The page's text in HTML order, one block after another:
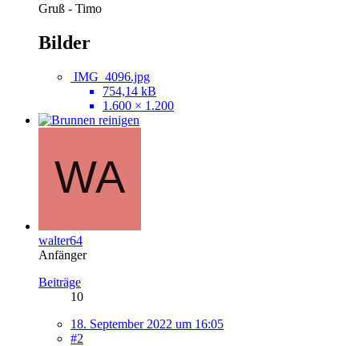
Gruß - Timo
Bilder
IMG_4096.jpg
754,14 kB
1.600 × 1.200
walter64
Anfänger
Beiträge
10
18. September 2022 um 16:05
#2